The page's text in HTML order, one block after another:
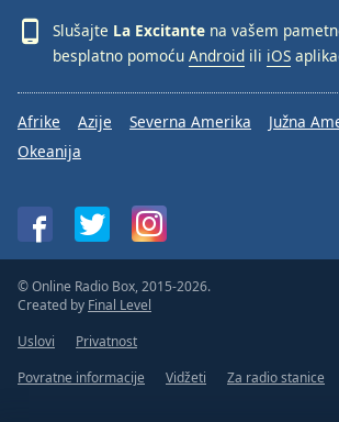
Slušajte La Excitante na vašem
besplatno pomoću Android ili iOS
Afrike Azije Severna Amerika Južna
Okeanija
© Online Radio Box, 2015-2026.
Created by Final Level
Uslovi
Privatnost
Povratne informacije
Vidžeti Za radio stanice